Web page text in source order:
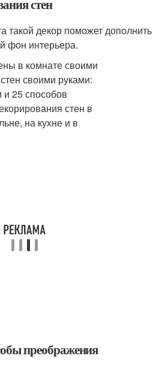
стен
такой декор поможет дополнить
фон интерьера.
преображения